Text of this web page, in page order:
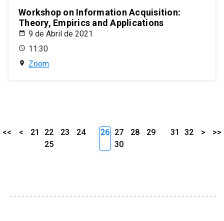
Workshop on Information Acquisition:
Theory, Empirics and Applications
9 de Abril de 2021
11:30
Zoom
<< < 21 22 23
24
25
26 27 28
29
30
31 32 > >>